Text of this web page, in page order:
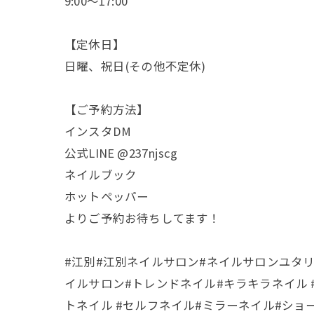
【定休日】
日曜、祝日(その他不定休)
【ご予約方法】
インスタDM
公式LINE @237njscg
ネイルブック
ホットペッパー
よりご予約お待ちしてます！
#江別#江別ネイルサロン#ネイルサロンユ
イルサロン#トレンドネイル#キラキラネイ
トネイル #セルフネイル#ミラーネイル#シ